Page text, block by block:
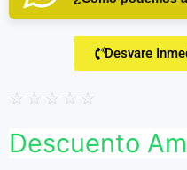
Desvare
☆ ☆ ☆ ☆ ☆
Descuento